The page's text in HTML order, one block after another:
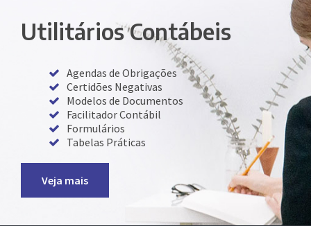
Utilitários Contábeis
Agendas de Obrigações
Certidões Negativas
Modelos de Documentos
Facilitador Contábil
Formulários
Tabelas Práticas
Veja mais